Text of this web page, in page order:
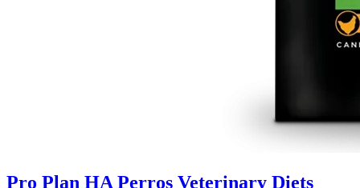
Pro Plan HA Perros Veterinary Diets